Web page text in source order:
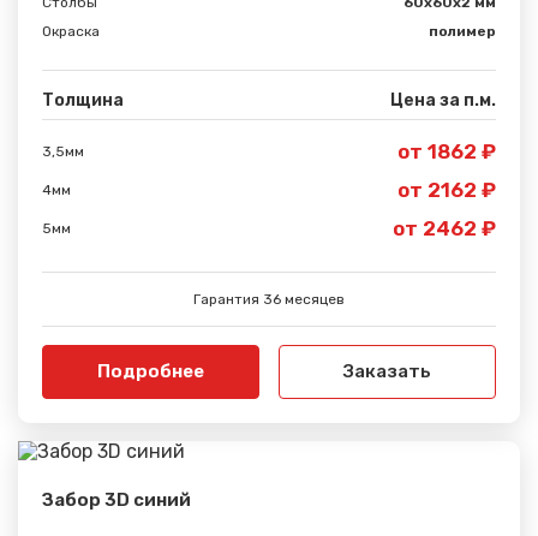
Окраска
полимер
Толщина Цена за п.м.
3,5мм от 1862 ₽
4мм от 2162 ₽
5мм от 2462 ₽
Гарантия 36 месяцев
Подробнее Заказать
Забор 3D синий
Спасибо за обращение, наш специалист свяжется с
Вами.